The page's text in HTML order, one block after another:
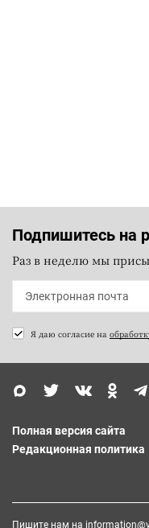
Подпишитесь на
Раз в неделю мы
Я даю согласие на
Полная версия сайта
Редакционная политика
Пишите нам на